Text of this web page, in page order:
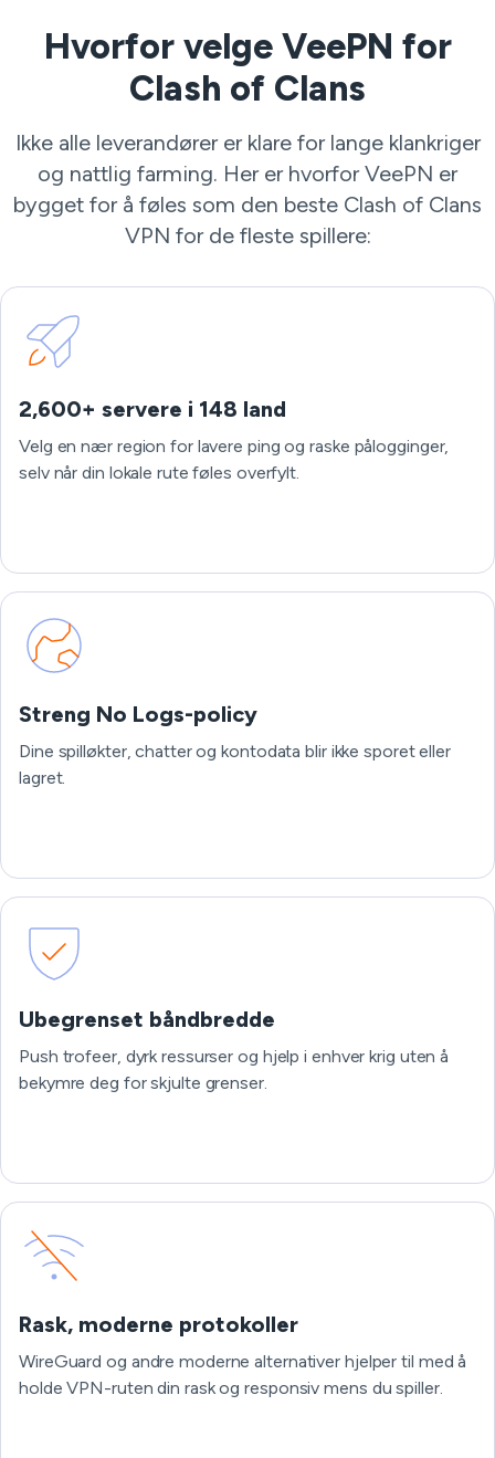
Hvorfor velge VeePN for
Clash of Clans
Ikke alle leverandører er klare for lange klankriger
og nattlig farming. Her er hvorfor VeePN er
bygget for å føles som den beste Clash of Clans
VPN for de fleste spillere:
2,600+ servere i 148 land
Velg en nær region for lavere ping og raske pålogginger,
selv når din lokale rute føles overfylt.
Streng No Logs-policy
Dine spilløkter, chatter og kontodata blir ikke sporet eller
lagret.
Ubegrenset båndbredde
Push trofeer, dyrk ressurser og hjelp i enhver krig uten å
bekymre deg for skjulte grenser.
Rask, moderne protokoller
WireGuard og andre moderne alternativer hjelper til med å
holde VPN-ruten din rask og responsiv mens du spiller.